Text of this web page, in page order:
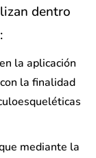
dentro
la aplicación
la finalidad
mediante la